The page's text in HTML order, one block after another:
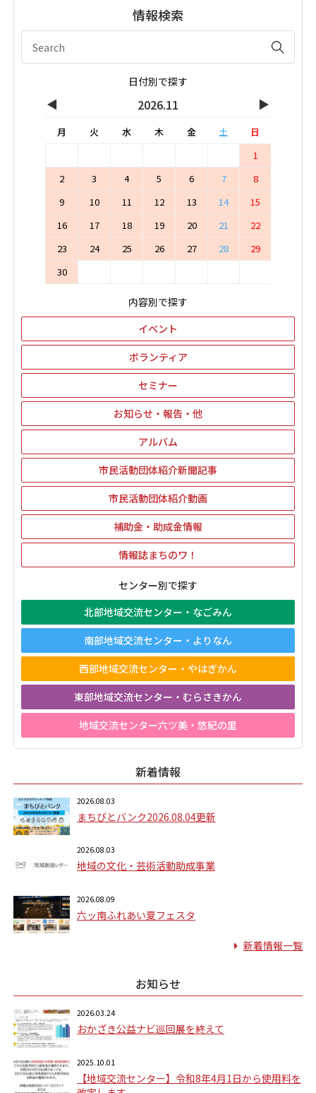
情報検索
日付別で探す
◀ 2026.11 ▶
月 火 水 木 金 土
日
1
2
3 4 5 6 7
8
9
10 11 12 13 14
15
16
17 18 19 20 21
22
23
24 25 26 27 28
29
30
内容別で探す
イベント
ボランティア
セミナー
お知らせ・報告・他
アルバム
市民活動団体紹介新聞記事
市民活動団体紹介動画
補助金・助成金情報
情報誌まちのワ！
センター別で探す
北部地域交流センター・なごみん
南部地域交流センター・よりなん
西部地域交流センター・やはぎかん
東部地域交流センター・むらさきかん
地域交流センター六ツ美・悠紀の里
新着情報
2026.08.03
まちびとバンク2026.08.04更新
2026.08.03
地域の文化・芸術活動助成事業
2026.08.09
六ッ南ふれあい夏フェスタ
新着情報一覧
お知らせ
2026.03.24
おかざき公益ナビ巡回展を終えて
2025.10.01
【地域交流センター】令和8年4月1日から使用料を